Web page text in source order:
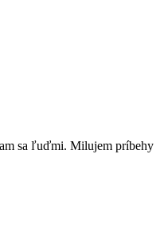
sa ľuďmi. Milujem príbehy